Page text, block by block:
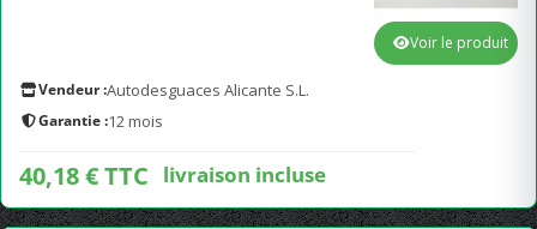
Vendeur :Autodesguaces Alicante S.L.
Garantie :12 mois
40,18 € TTC livraison incluse
Voir le produit